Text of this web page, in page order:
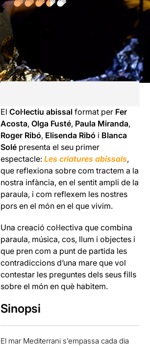
ElCol·lectiu abissalformat per Fer
Acosta,Olga Fusté, Paula Miranda,
Roger Ribó, Elisenda Ribó i Blanca
Solé presenta el seu primer
espectacle:Les criatures abissals,
que reflexiona sobre com tractem a la
nostra infància, en el sentit ampli de la
paraula, i com reflexem les nostres
pors en el món en el que vivim.
Una creació col·lectiva que combina
paraula, música, cos, llum i objectes i
que pren com a punt de partida les
contradiccions d’una mare que vol
contestar les preguntes dels seus fills
sobre el món en què habitem.
Sinopsi
El mar Mediterrani s’empassa cada dia